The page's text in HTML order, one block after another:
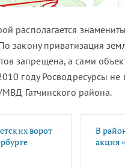
располагается
закону приватизация
запрещена, а сами
году Росводресурсы
Гатчинского района.
ворот
В
акция